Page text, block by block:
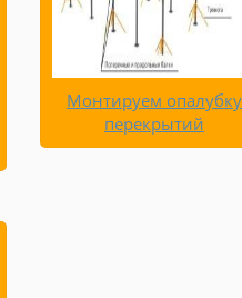
Монтируем опалубку
перекрытий